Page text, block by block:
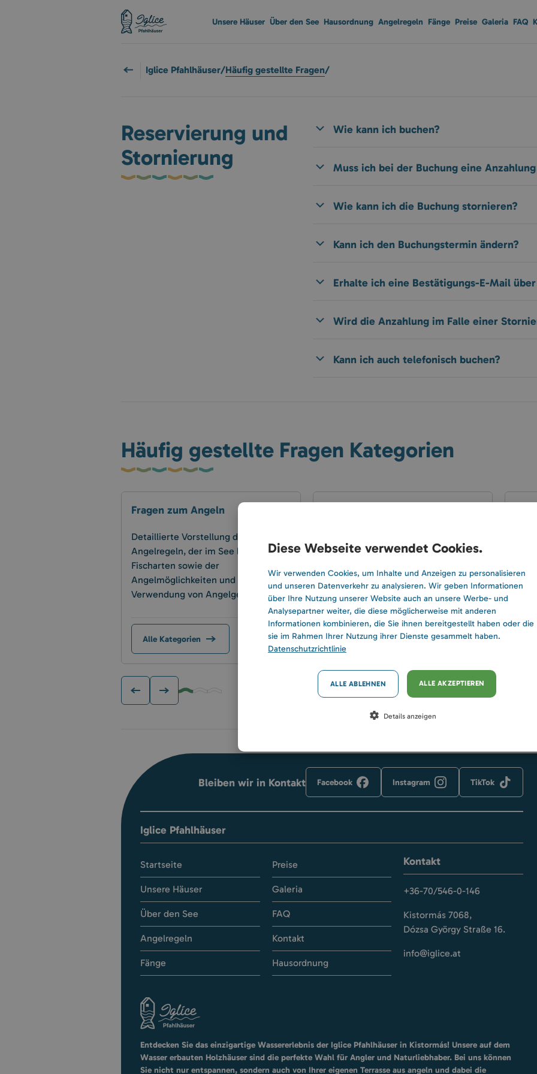
Unsere Häuser Über den See Hausordnung Angelregeln Fänge Preise Galeria FAQ
Iglice Pfahlhäuser/Häufig gestellte Fragen/
Reservierung und
Stornierung
Wie kann ich buchen?
Muss ich bei der Buchung eine
Wie kann ich die Buchung stornieren?
Kann ich den Buchungstermin ändern?
Erhalte ich eine Bestätigungs-E-Mail
Wird die Anzahlung im Falle einer
Kann ich auch telefonisch buchen?
Häufig gestellte Fragen Kategorien
Fragen zum Angeln
Detaillierte Vorstellung der
Angelregeln, der im See lebenden
Fischarten sowie der
Angelmöglichkeiten und der
Verwendung von Angelgeräten.
Alle Kategorien
Lage und Kapazität der Häuser auf
Hinweise zur Auswahl der Häuser.
Alle Kategorien
Bleiben wir in Kontakt Facebook Instagram TikTok
Iglice Pfahlhäuser
Startseite
Unsere Häuser
Über den See
Angelregeln
Fänge
Preise
Galeria
FAQ
Kontakt
Hausordnung
Kontakt
+36-70/546-0-146
Kistormás 7068,
Dózsa György Straße 16.
info@iglice.at
Entdecken Sie das einzigartige Wassererlebnis der Iglice Pfahlhäuser in Kistormás! Unsere auf dem
Wasser erbauten Holzhäuser sind die perfekte Wahl für Angler und Naturliebhaber. Bei uns können
Sie nicht nur entspannen, sondern auch von Ihrer eigenen Terrasse aus angeln und dabei die
Diese Webseite verwendet Cookies.
Wir verwenden Cookies, um Inhalte und Anzeigen zu personalisieren
und unseren Datenverkehr zu analysieren. Wir geben Informationen
über Ihre Nutzung unserer Website auch an unsere Werbe- und
Analysepartner weiter, die diese möglicherweise mit anderen
Informationen kombinieren, die Sie ihnen bereitgestellt haben oder die
sie im Rahmen Ihrer Nutzung ihrer Dienste gesammelt haben.
Datenschutzrichtlinie
ALLE AKZEPTIEREN
ALLE ABLEHNEN
Details anzeigen